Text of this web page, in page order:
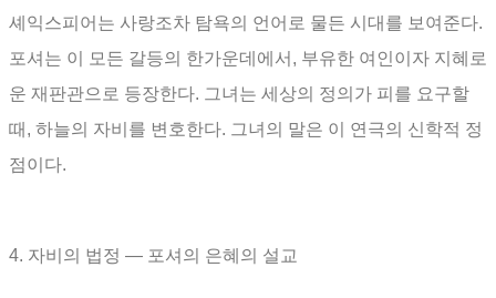
셰익스피어는 사랑조차 탐욕의 언어로 물든 시대를 보여준다.
포셔는 이 모든 갈등의 한가운데에서 , 부유한 여인이자 지혜로
운 재판관으로 등장한다. 그녀는 세상의 정의가 피를 요구할
때 , 하늘의 자비를 변호한다. 그녀의 말은 이 연극의 신학적 정
점이다.
4. 자비의 법정 ― 포셔의 은혜의 설교